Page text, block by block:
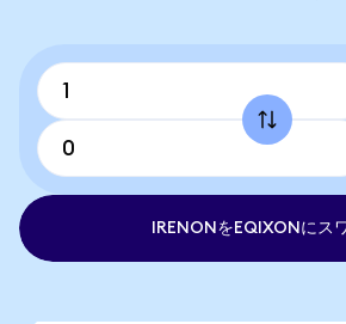
IRENONをEQIXONにス